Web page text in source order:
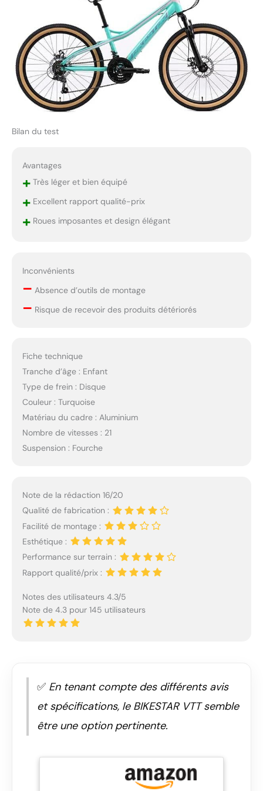
concevons nos produits
nous-mêmes, en
sélectionnant nous-
mêmes les composants
intégrés pour nos vélos
et en veillant à ce que la
sécurité et la longévité
soient primordiales
ASSEMBLAGE RAPIDE :
client est bien entendu
Bilan du test
Avantages
+Très léger et bien équipé
+Excellent rapport qualité-prix
+Roues imposantes et design élégant
Inconvénients
– Absence d’outils de montage
– Risque de recevoir des produits détériorés
Fiche technique
Tranche d’âge : Enfant
Type de frein : Disque
Couleur : Turquoise
Matériau du cadre : Aluminium
Nombre de vitesses : 21
Suspension : Fourche
Note de la rédaction 16/20
Qualité de fabrication :
Facilité de montage :
Esthétique :
Performance sur terrain :
Rapport qualité/prix :
Notes des utilisateurs 4.3/5
Note de 4.3 pour 145 utilisateurs
✅ En tenant compte des différents avis
et spécifications, le BIKESTAR VTT semble
être une option pertinente.